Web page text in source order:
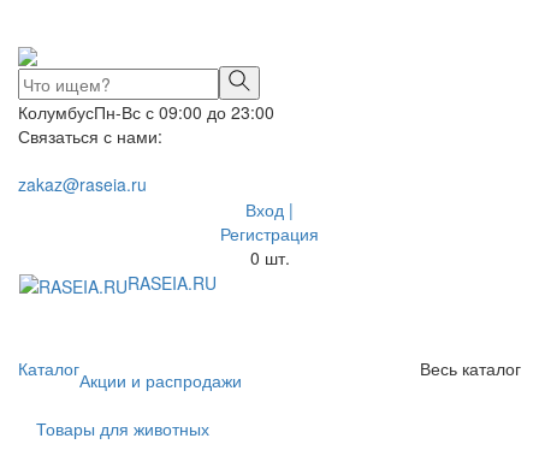
КолумбусПн-Вс с 09:00 до 23:00
Связаться с нами:
zakaz@raseia.ru
Вход |
Регистрация
0 шт.
RASEIA.RU
Каталог
Весь каталог
Акции и распродажи
Товары для животных